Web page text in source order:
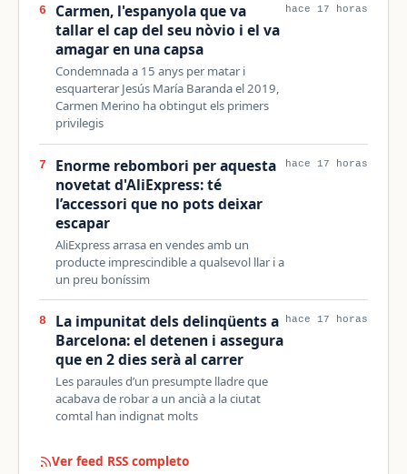
6
Carmen, l'espanyola que va
tallar el cap del seu nòvio i el va
amagar en una capsa
Condemnada a 15 anys per matar i
esquarterar Jesús María Baranda el 2019,
Carmen Merino ha obtingut els primers
privilegis
hace 17 horas
7
Enorme rebombori per aquesta
novetat d'AliExpress: té
l’accessori que no pots deixar
escapar
AliExpress arrasa en vendes amb un
producte imprescindible a qualsevol llar i a
un preu boníssim
hace 17 horas
8
La impunitat dels delinqüents a
Barcelona: el detenen i assegura
que en 2 dies serà al carrer
Les paraules d’un presumpte lladre que
acabava de robar a un ancià a la ciutat
comtal han indignat molts
hace 17 horas
Ver feed RSS completo